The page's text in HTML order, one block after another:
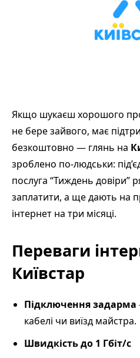
Якщо шукаєш хорошого
не бере зайвого, має
безкоштовно — глянь на
зроблено по-людськи:
послуга “Тиждень довіри”
заплатити, а ще дають на
інтернет на три місяці.
Переваги
Київстар
Підключення задарма
кабелі чи виїзд майстра.
Швидкість до 1 Гбіт/с